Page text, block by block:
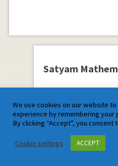
Satyam
We use cookies on our website
experience by remembering
By clicking “Accept”, you
Cookie settings ACCEPT